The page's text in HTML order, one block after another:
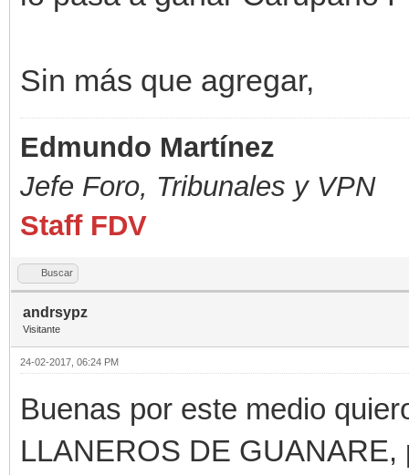
Sin más que agregar,
Edmundo Martínez
Jefe Foro, Tribunales y VPN
Staff FDV
Buscar
andrsypz
Visitante
24-02-2017, 06:24 PM
Buenas por este medio
LLANEROS DE